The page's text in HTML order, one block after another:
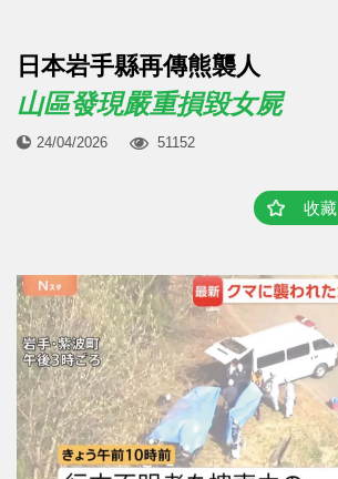
日本岩手縣再傳熊襲人
山區發現嚴重損毀女屍
24/04/2026 51152
收藏